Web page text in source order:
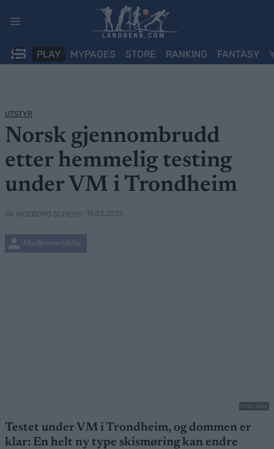
PLAY MYPAGES STORE RANKING FANTASY
UTSTYR
Norsk gjennombrudd
etter hemmelig testing
under VM i Trondheim
AV INGEBORG SCHEVE• 19.03.2025
Medlemsartikler
Foto: Swix
Testet under VM i Trondheim, og dommen er
klar: En helt ny type skismøring kan endre